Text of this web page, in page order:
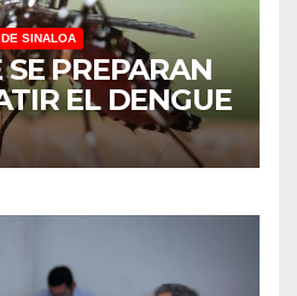
SINALOA
SE PREPARAN
EL DENGUE